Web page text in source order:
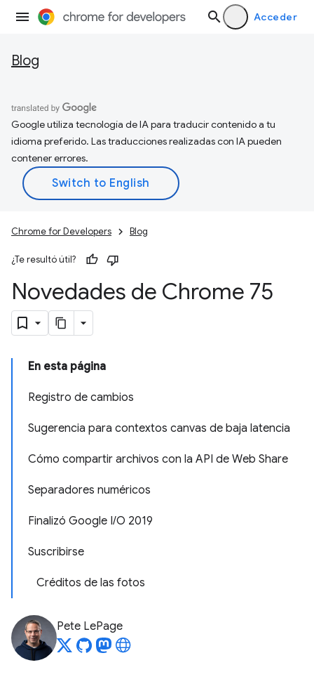
Acceder
Blog
Google utiliza tecnología de IA para traducir contenido a tu
idioma preferido. Las traducciones realizadas con IA pueden
contener errores.
Chrome for Developers Blog
¿Te resultó útil?
Novedades de Chrome 75
En esta página
Registro de cambios
Sugerencia para contextos canvas de baja latencia
Cómo compartir archivos con la API de Web Share
Separadores numéricos
Finalizó Google I/O 2019
Suscribirse
Créditos de las fotos
Pete LePage